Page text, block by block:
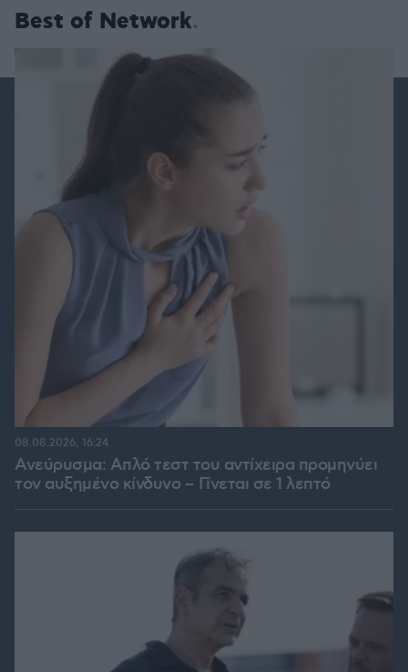
Best of Network
Ανεύρυσμα: Απλό τεστ του αντίχειρα προμηνύει
τον αυξημένο κίνδυνο – Γίνεται σε 1 λεπτό
08.08.2026, 16:24